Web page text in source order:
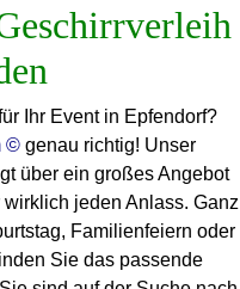
Ihr Event in Epfendorf?
© genau richtig! Unser
über ein großes Angebot
jeden Anlass. Ganz
Familienfeiern oder
Sie das passende